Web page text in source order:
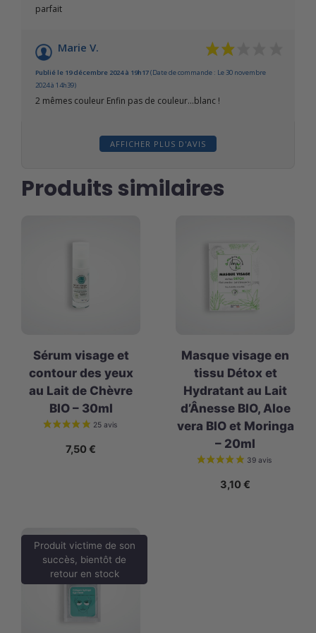
parfait
Marie V.
Publié le 19 décembre 2024 à 19h17(Date de commande : Le 30 novembre
2024 à 14h39)
2 mêmes couleur Enfin pas de couleur…blanc !
AFFICHER PLUS D'AVIS
Produits similaires
Sérum visage et
contour des yeux
au Lait de Chèvre
BIO – 30ml
7,50 €
Masque visage en
tissu Détox et
Hydratant au Lait
d’Ânesse BIO, Aloe
vera BIO et Moringa
– 20ml
3,10 €
Produit victime de son
succès, bientôt de
retour en stock